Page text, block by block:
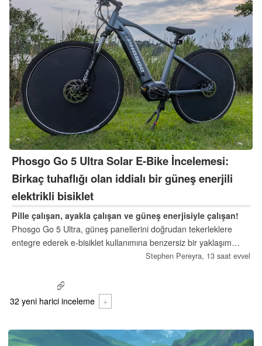
Phosgo Go 5 Ultra Solar E-Bike İncelemesi:
Birkaç tuhaflığı olan iddialı bir güneş enerjili
elektrikli bisiklet
Pille çalışan, ayakla çalışan ve güneş enerjisiyle çalışan!
Phosgo Go 5 Ultra, güneş panellerini doğrudan tekerleklere
entegre ederek e-bisiklet kullanımına benzersiz bir yaklaşım
getiriyor ve sürücülere kendi kendini şarj eden bir platform
Stephen Pereyra, 13 saat evvel
32 yeni harici inceleme +